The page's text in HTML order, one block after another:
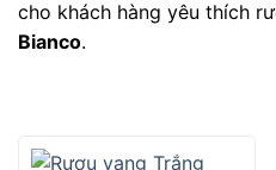
cho khách hàng yêu thích
Bianco.